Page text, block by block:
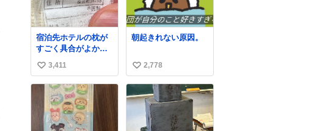
宿泊先ホテルの枕が
すごく具合がよかっ
たのでどこのメーカ
ーだろうとタグを見
たら フラソスベッド
という聞いたことの
ない会社で困って
る。該当の渋谷区の
住所にもそんな会社
い
い
3,411
朝起きれない原因。
い
い
ね
2,778